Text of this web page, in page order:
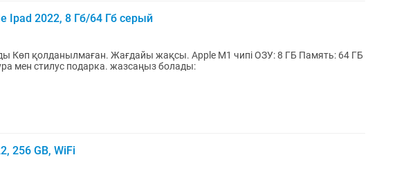
Ipad 2022, 8 Гб/64 Гб серый
Көп қолданылмаған. Жағдайы жақсы. Apple M1 чипі ОЗУ: 8 ГБ Память: 64 ГБ
Чехол-клавиатура мен стилус подарка. жазсаңыз болады:
256 GB, WiFi